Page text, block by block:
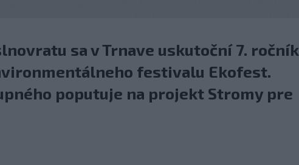
sa v Trnave uskutoční 7. ročník
festivalu Ekofest.
poputuje na projekt Stromy pre